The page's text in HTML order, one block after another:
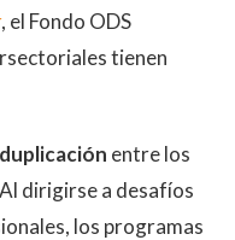
, el Fondo ODS
tienen
entre los
dirigirse a desafíos
los programas